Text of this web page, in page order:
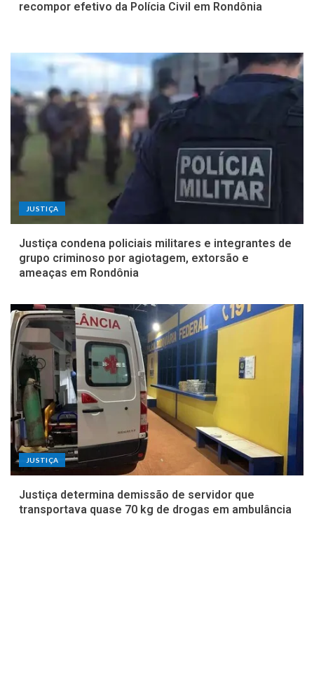
recompor efetivo da Polícia Civil em Rondônia
JUSTIÇA
Justiça condena policiais militares e integrantes de
grupo criminoso por agiotagem, extorsão e
ameaças em Rondônia
JUSTIÇA
Justiça determina demissão de servidor que
transportava quase 70 kg de drogas em ambulância